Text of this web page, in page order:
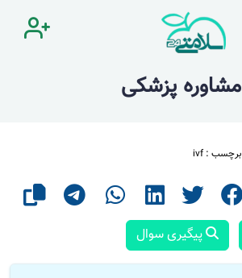
مشاوره پزشکی
برچسب : ivf
پیگیری سوال